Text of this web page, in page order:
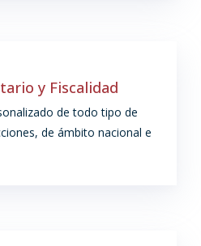
y Fiscalidad
de todo tipo de
de ámbito nacional e